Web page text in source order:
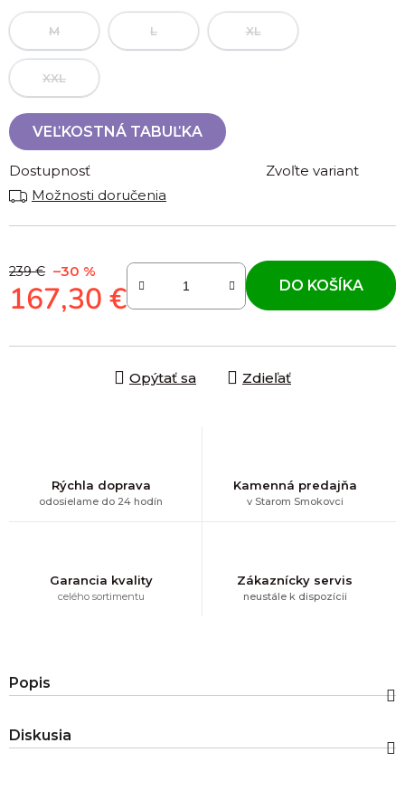
M L XL
XXL
VEĽKOSTNÁ TABUĽKA
Dostupnosť
Zvoľte variant
Možnosti doručenia
239 € –30 %
167,30 € DO KOŠÍKA
Opýtať sa Zdieľať
Rýchla doprava
odosielame do 24 hodín
Kamenná predajňa
v Starom Smokovci
Garancia kvality
celého sortimentu
Zákaznícky servis
neustále k dispozícii
Popis
Diskusia